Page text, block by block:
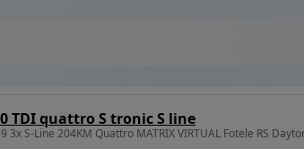
TDI quattro S tronic S line